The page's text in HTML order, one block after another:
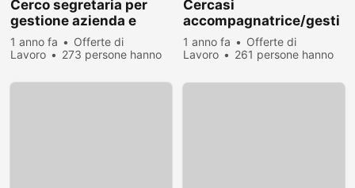
Cerco segretaria per
gestione azienda e
trasferimenti
1 anno fa
Offerte di
Lavoro
273 persone hanno
Cercasi
accompagnatrice/gesti
one aziendale
1 anno fa
Offerte di
Lavoro
261 persone hanno